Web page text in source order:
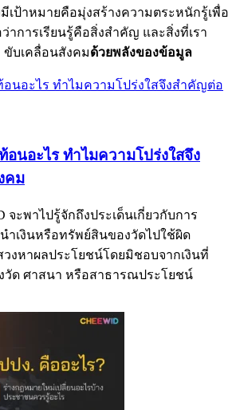
ป้าหมายคือมุ่งสร้างความตระหนักรู้เพื่อ
ว่าการเรียนรู้คือสิ่งสำคัญ และสิ่งที่เรา
ขับเคลื่อนสังคมด้วยพลังของข้อมูล
อนอะไร ทำไมความโปร่งใสจึง
คม
จะพาไปรู้จักถึงประเด็นเกี่ยวกับการ
ำเงินหรือทรัพย์สินของวัดไปใช้ผิด
งหาผลประโยชน์โดยมิชอบจากเงินที่
วัด ศาสนา หรือสาธารณประโยชน์